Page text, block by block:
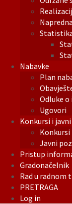
Nabavke
Plan
Odluke o
Ugovori
Konkursi i
Konkursi
Javni
Pristup
Gradonačelnik
Rad u radnom
PRETRAGA
Log in